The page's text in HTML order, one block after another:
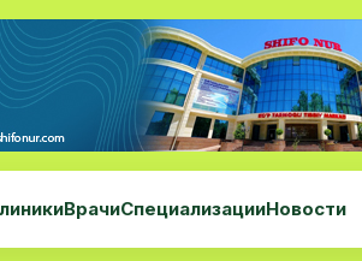
ВрачиСпециализацииНовости